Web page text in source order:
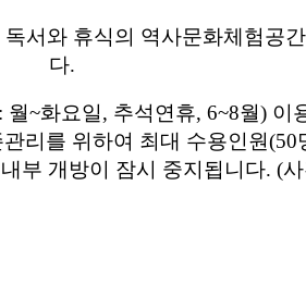
독서와 휴식의 역사문화체험공
다.